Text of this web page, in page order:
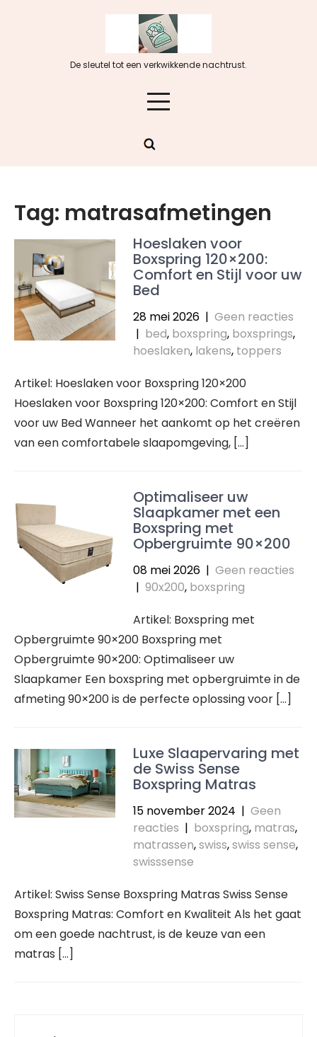
De sleutel tot een verkwikkende nachtrust.
Tag: matrasafmetingen
Hoeslaken voor
Boxspring 120×200:
Comfort en Stijl voor uw
Bed
28 mei 2026 | Geen reacties
| bed, boxspring, boxsprings,
hoeslaken, lakens, toppers
Artikel: Hoeslaken voor Boxspring 120×200
Hoeslaken voor Boxspring 120×200: Comfort en Stijl
voor uw Bed Wanneer het aankomt op het creëren
van een comfortabele slaapomgeving, […]
Optimaliseer uw
Slaapkamer met een
Boxspring met
Opbergruimte 90×200
08 mei 2026 | Geen reacties
| 90x200, boxspring
Artikel: Boxspring met
Opbergruimte 90×200 Boxspring met
Opbergruimte 90×200: Optimaliseer uw
Slaapkamer Een boxspring met opbergruimte in de
afmeting 90×200 is de perfecte oplossing voor […]
Luxe Slaapervaring met
de Swiss Sense
Boxspring Matras
15 november 2024 | Geen
reacties | boxspring, matras,
matrassen,swiss,swiss sense,
swisssense
Artikel: Swiss Sense Boxspring Matras Swiss Sense
Boxspring Matras: Comfort en Kwaliteit Als het gaat
om een goede nachtrust, is de keuze van een
matras […]